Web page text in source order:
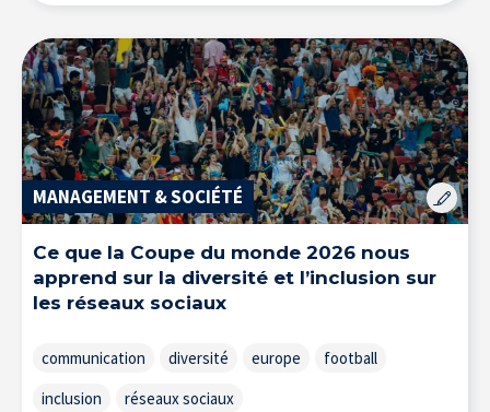
MANAGEMENT & SOCIÉTÉ
Ce que la Coupe du monde 2026 nous
apprend sur la diversité et l’inclusion sur
les réseaux sociaux
communication diversité europe
football
inclusion
réseaux sociaux